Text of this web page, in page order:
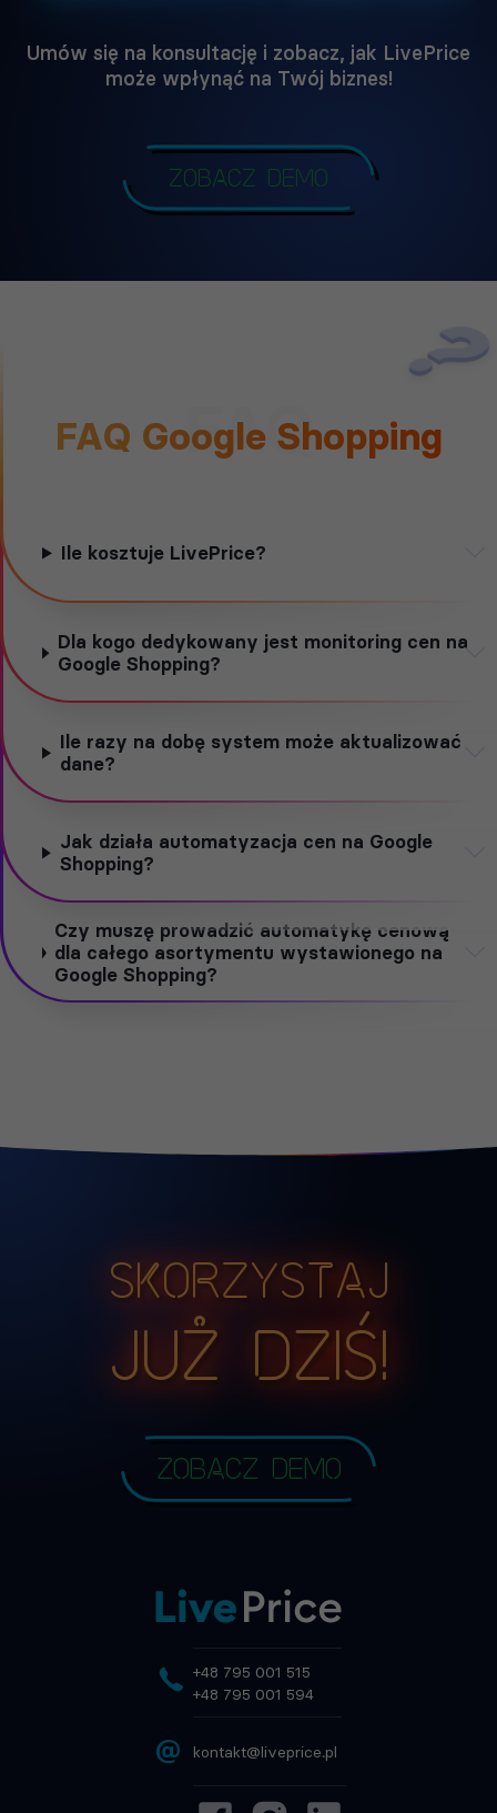
Umów się na konsultację i zobacz, jak LivePrice
może wpłynąć na Twój biznes!
Zobacz demo
FAQ
FAQ Google Shopping
Ile kosztuje LivePrice?
Dla kogo dedykowany jest monitoring cen na
Google Shopping?
Ile razy na dobę system może aktualizować
dane?
Jak działa automatyzacja cen na Google
Shopping?
Czy muszę prowadzić automatykę cenową
dla całego asortymentu wystawionego na
Google Shopping?
Skorzystaj
już dziś!
Zobacz demo
+48 795 001 515
+48 795 001 594
@ kontakt@liveprice.pl